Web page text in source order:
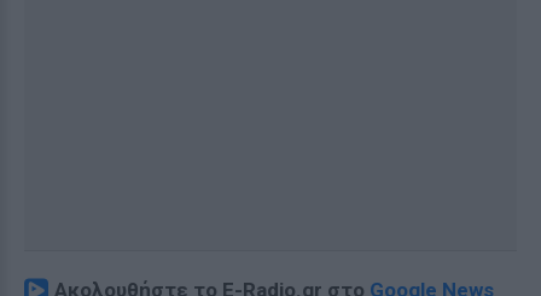
Ακολουθήστε το E-Radio.gr στο Google News